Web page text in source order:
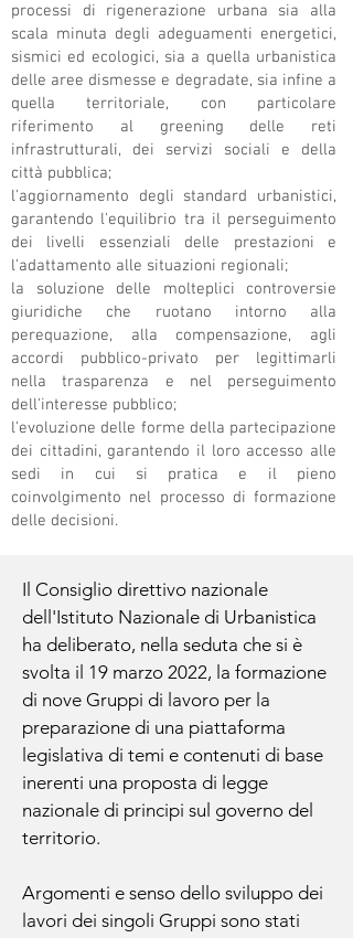
processi di rigenerazione urbana sia alla
scala minuta degli adeguamenti energetici,
sismici ed ecologici, sia a quella urbanistica
delle aree dismesse e degradate, sia infine a
quella territoriale, con particolare
riferimento al greening delle reti
infrastrutturali, dei servizi sociali e della
città pubblica;
l'aggiornamento degli standard urbanistici,
garantendo l'equilibrio tra il perseguimento
dei livelli essenziali delle prestazioni e
l'adattamento alle situazioni regionali;
la soluzione delle molteplici controversie
giuridiche che ruotano intorno alla
perequazione, alla compensazione, agli
accordi pubblico-privato per legittimarli
nella trasparenza e nel perseguimento
dell'interesse pubblico;
l'evoluzione delle forme della partecipazione
dei cittadini, garantendo il loro accesso alle
sedi in cui si pratica e il pieno
coinvolgimento nel processo di formazione
delle decisioni.
Il Consiglio direttivo nazionale
dell'Istituto Nazionale di Urbanistica
ha deliberato, nella seduta che si è
svolta il 19 marzo 2022, la formazione
di nove Gruppi di lavoro per la
preparazione di una piattaforma
legislativa di temi e contenuti di base
inerenti una proposta di legge
nazionale di principi sul governo del
territorio.
Argomenti e senso dello sviluppo dei
lavori dei singoli Gruppi sono stati